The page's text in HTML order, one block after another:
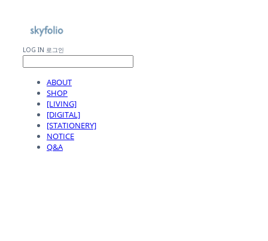
LOG IN 로그인
ABOUT
SHOP
[LIVING]
[DIGITAL]
[STATIONERY]
NOTICE
Q&A